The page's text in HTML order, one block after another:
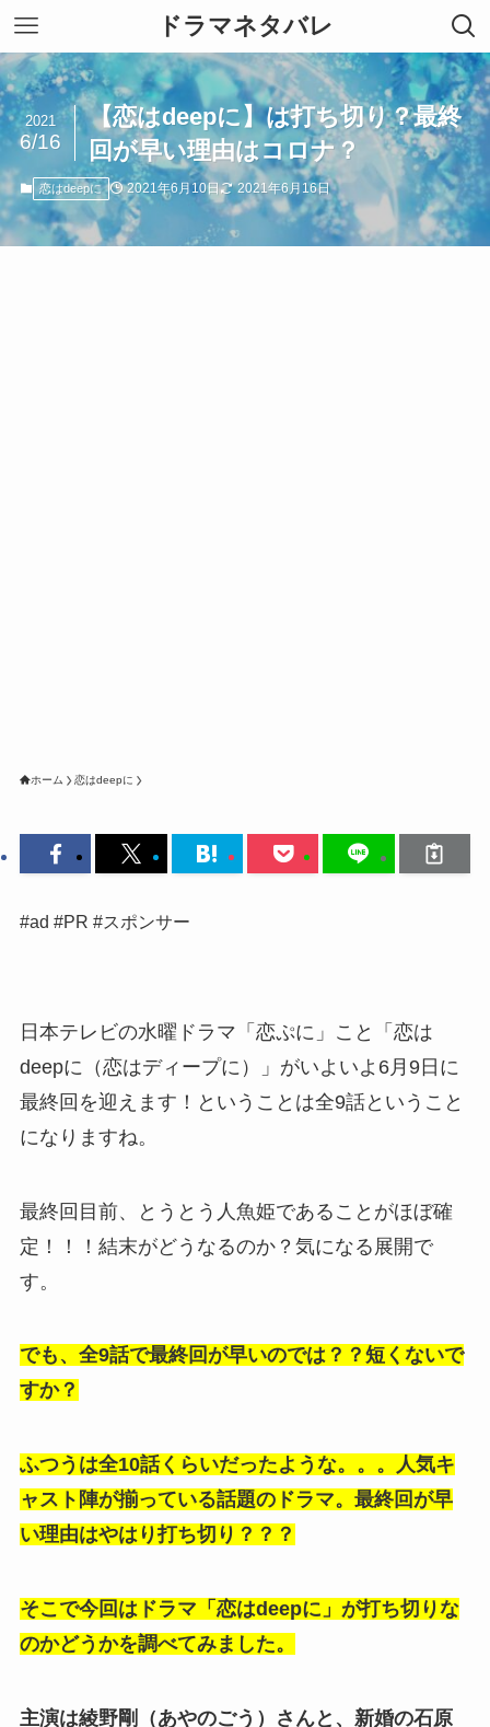
ドラマネタバレ
【恋はdeepに】は打ち切り？最終
回が早い理由はコロナ？
2021
6/16
恋はdeepに 2021年6月10日 2021年6月16日
ホーム 恋はdeepに
#ad #PR #スポンサー
日本テレビの水曜ドラマ「恋ぷに」こと「恋は
deepに（恋はディープに）」がいよいよ6月9日に
最終回を迎えます！ということは全9話ということ
になりますね。
最終回目前、とうとう人魚姫であることがほぼ確
定！！！結末がどうなるのか？気になる展開で
す。
でも、全9話で最終回が早いのでは？？短くないで
すか？
ふつうは全10話くらいだったような。。。人気キ
ャスト陣が揃っている話題のドラマ。最終回が早
い理由はやはり打ち切り？？？
そこで今回はドラマ「恋はdeepに」が打ち切りな
のかどうかを調べてみました。
主演は綾野剛（あやのごう）さんと、新婚の石原